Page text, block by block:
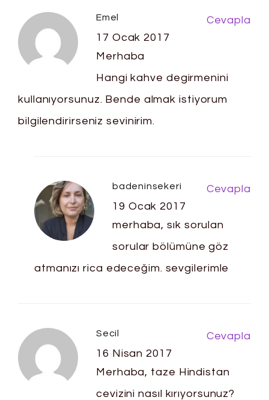
Emel
17 Ocak 2017
Merhaba
Hangi kahve degirmenini
kullanıyorsunuz. Bende almak istiyorum
bilgilendirirseniz sevinirim.
Cevapla
badeninsekeri
19 Ocak 2017
merhaba, sık sorulan
sorular bölümüne göz
atmanızı rica edeceğim. sevgilerimle
Cevapla
Secil
16 Nisan 2017
Merhaba, taze Hindistan
cevizini nasıl kırıyorsunuz?
Cevapla